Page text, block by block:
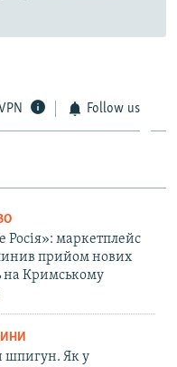
Follow us
Росія»: маркетплейс
прийом нових
на Кримському
шпигун. Як у